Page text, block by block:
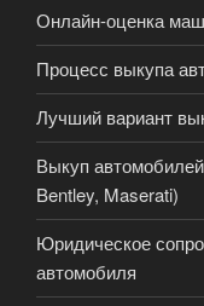
Онлайн-оценка
Процесс выкупа
Лучший вариант
Выкуп
Bentley, Maserati)
Юридическое
автомобиля